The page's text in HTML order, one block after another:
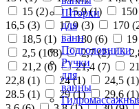
Шторки
для
ванн
Подголовники
Ручки
для
ванны
15 (2) 15,9 (1)
16,5 (3) 17,9 (3) 170 (
18,5 (1) 180 (6)
2,5 (108) 2,7 (2)
21,2 (6) 21,4 (7)
22,8 (1) 24 (1) 24,5 (1)
28.5 (1) 29 (1) 29,6 (1)